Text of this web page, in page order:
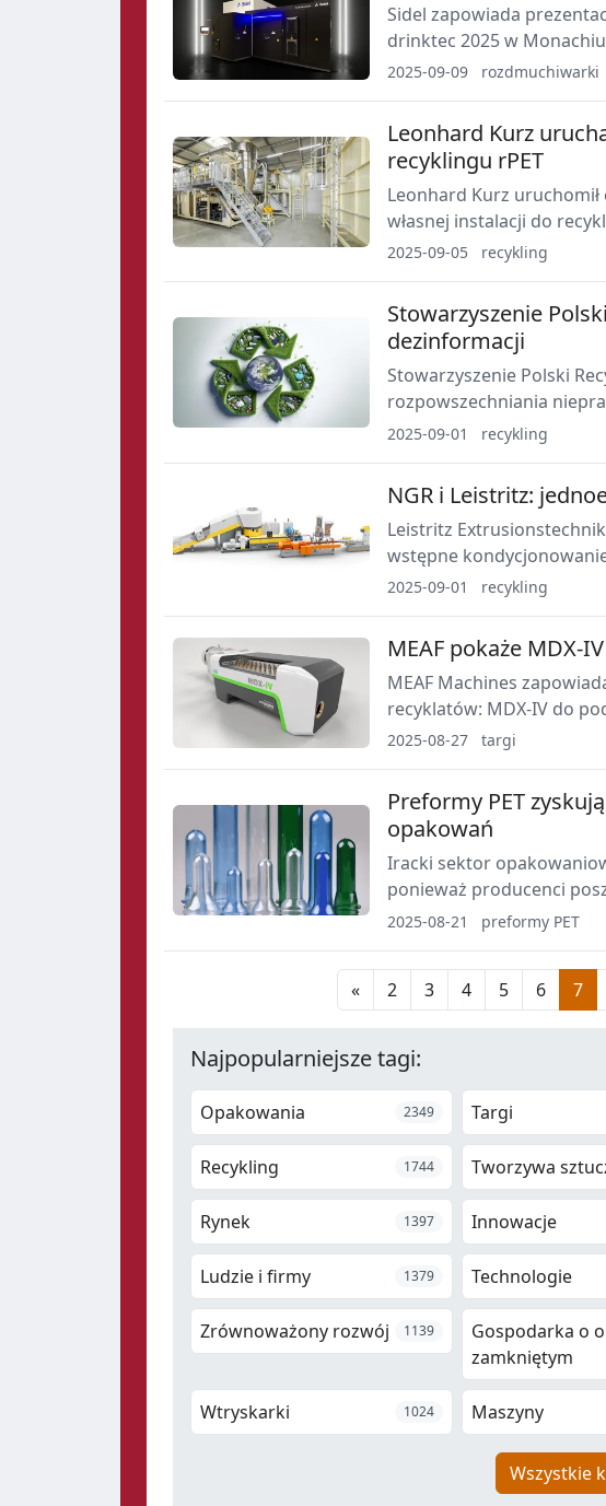
Sidel zapowiada
drinktec 2025 w
nagrzewanie preform
2025-09-09 rozdmuchiwarki
Leonhard Kurz
recyklingu rPET
Leonhard Kurz
własnej instalacji do
w siedzibie w Fürth.
pojazdów elektrycznych.
2025-09-05 recykling
Stowarzyszenie
dezinformacji
Stowarzyszenie Polski
rozpowszechniania
Polsce. Impulsem była
2025-09-01 recykling
NGR i Leistritz:
Leistritz
wstępne
kompaundowaniem na
na wymagania
testowej o wydajności
2025-09-01 recykling
MEAF pokaże MDX-
MEAF Machines
recyklatów: MDX-IV do
dezodoryzacji i odkażania
2025-08-27 targi
Preformy PET
opakowań
Iracki sektor
ponieważ producenci
nadających się do
przyspieszają popyt w
artykułów gospodarstwa
2025-08-21 preformy PET
« 2 3 4 5 6 7
Najpopularniejsze tagi:
Opakowania 2349 Targi
Recykling 1744 Tworzywa
Rynek 1397 Innowacje
Ludzie i firmy 1379 Technologie
Zrównoważony rozwój 1139
Gospodarka o
zamkniętym
Wtryskarki 1024 Maszyny
Wszystkie